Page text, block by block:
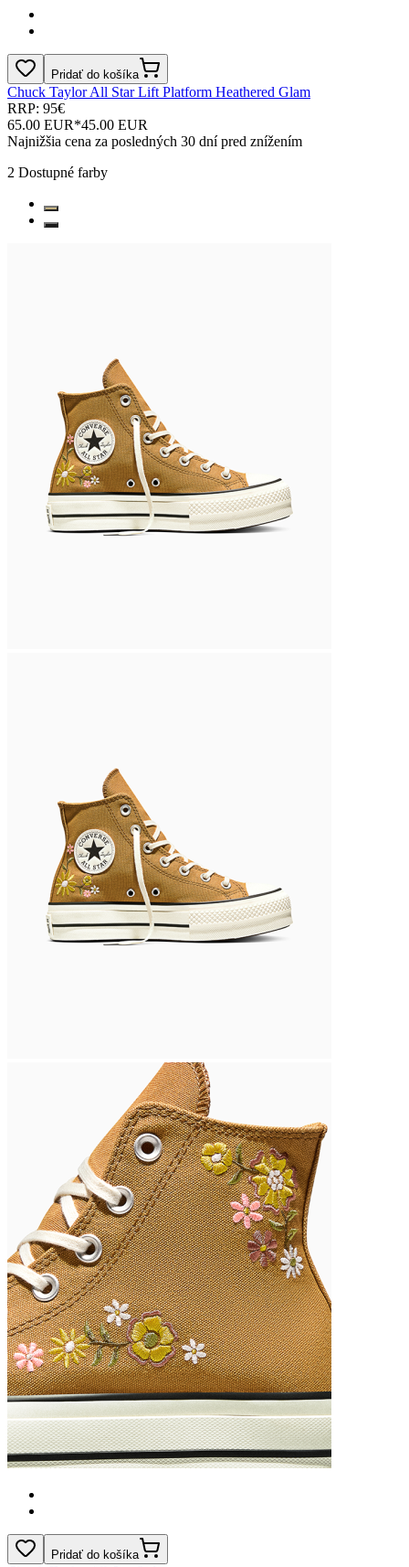
Pridať do košíka
Chuck Taylor All Star Lift Platform Heathered Glam
RRP: 95€
65.00 EUR*45.00 EUR
Najnižšia cena za posledných 30 dní pred znížením
2 Dostupné farby
Pridať do košíka